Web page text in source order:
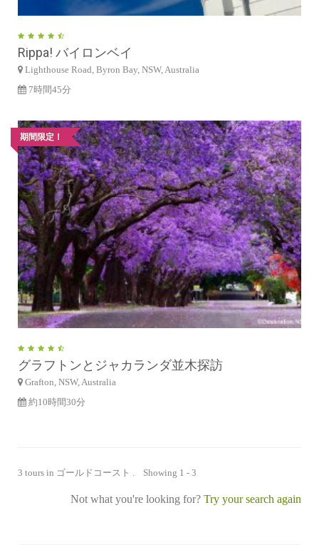
Rippa! バイロンベイ
Lighthouse Road, Byron Bay, NSW, Australia
7時間45分
期間限定！
グラフトンとジャカランダ並木探訪
Grafton, NSW, Australia
約10時間30分
3 tours in ゴールドコースト . Showing 1 - 3
Not what you're looking for? Try your search again